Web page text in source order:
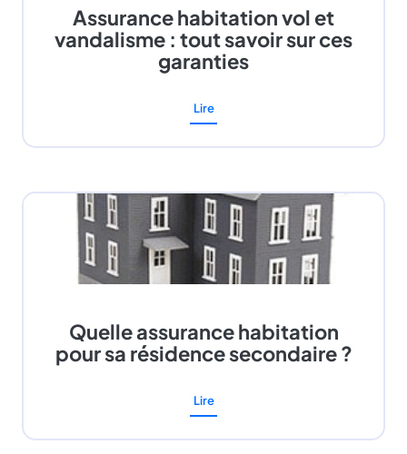
Assurance habitation vol et
vandalisme : tout savoir sur ces
garanties
Lire
Quelle assurance habitation
pour sa résidence secondaire ?
Lire